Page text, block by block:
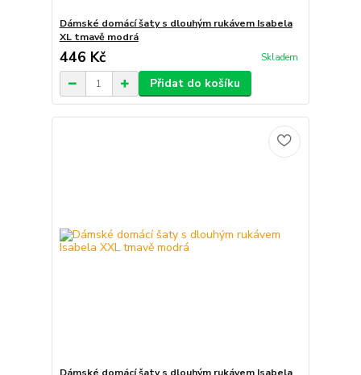
Dámské domácí šaty s dlouhým rukávem Isabela
XL tmavě modrá
446 Kč Skladem
Přidat do košíku
Dámské domácí šaty s dlouhým rukávem Isabela